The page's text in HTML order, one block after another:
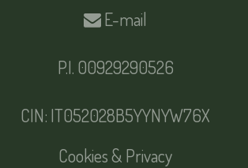
E-mail
P.I. 00929290526
CIN: IT052028B5YYNYW76X
Cookies & Privacy